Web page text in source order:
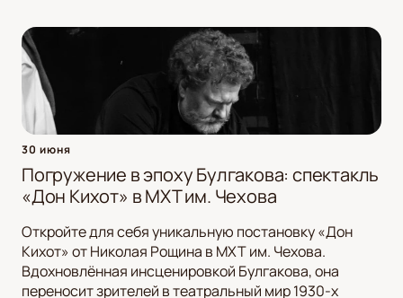
30 июня
Погружение в эпоху Булгакова: спектакль
«Дон Кихот» в МХТ им. Чехова
Откройте для себя уникальную постановку «Дон
Кихот» от Николая Рощина в МХТ им. Чехова.
Вдохновлённая инсценировкой Булгакова, она
переносит зрителей в театральный мир 1930-х